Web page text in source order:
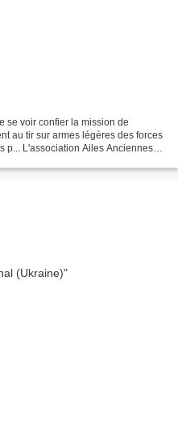
se voir confier la mission de
au tir sur armes légères des forces
p... L'association Ailes Anciennes